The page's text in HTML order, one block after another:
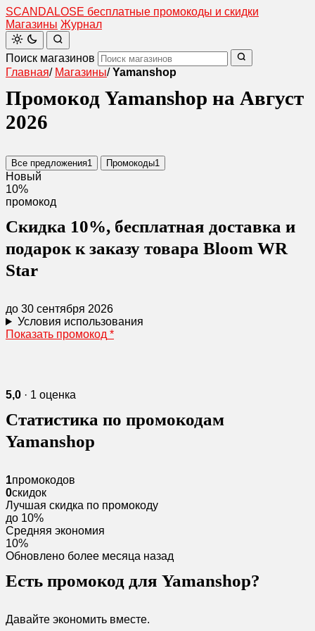
SCANDALOSE бесплатные промокоды и скидки
Магазины Журнал
Поиск магазинов
Главная/ Магазины/ Yamanshop
Промокод Yamanshop на Август
2026
Все предложения1 Промокоды1
Новый
10%
промокод
Скидка 10%, бесплатная доставка и
подарок к заказу товара Bloom WR
Star
до 30 сентября 2026
Условия использования
Показать промокод *
5,0 · 1 оценка
Статистика по промокодам
Yamanshop
1промокодов
0скидок
Лучшая скидка по промокоду
до 10%
Средняя экономия
10%
Обновлено более месяца назад
Есть промокод для Yamanshop?
Давайте экономить вместе.